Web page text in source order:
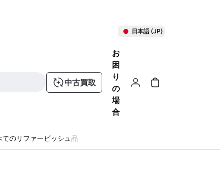
日本語 (JP)
中古買取
お
困
り
の
場
合
てのリファービッシュ品